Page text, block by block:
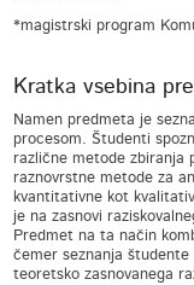
*magistrski program
Kratka vsebina
Namen predmeta je
procesom. Študenti
različne metode zbiranja
raznovrstne metode za
kvantitativne kot
je na zasnovi
Predmet na ta način
čemer seznanja
teoretsko zasnovanega